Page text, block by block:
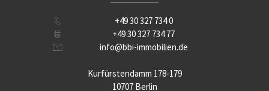
+49 30 327 734 0
+49 30 327 734 77
info@bbi-immobilien.de
Kurfürstendamm 178-179
10707 Berlin